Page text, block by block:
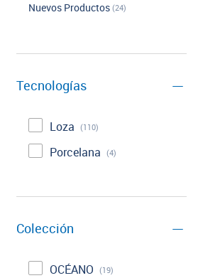
Nuevos Productos (24)
Tecnologías
Loza(110)
Porcelana(4)
Colección
OCÉANO(19)